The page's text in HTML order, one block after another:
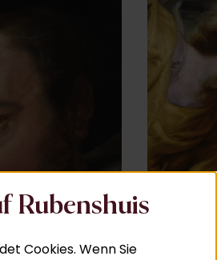
Rubenshuis
Cookies. Wenn Sie